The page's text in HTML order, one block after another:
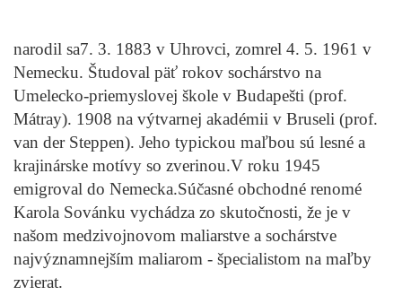
narodil sa7. 3. 1883 v Uhrovci, zomrel 4. 5. 1961 v
Nemecku. Študoval päť rokov sochárstvo na
Umelecko-priemyslovej škole v Budapešti (prof.
Mátray). 1908 na výtvarnej akadémii v Bruseli (prof.
van der Steppen). Jeho typickou maľbou sú lesné a
krajinárske motívy so zverinou.V roku 1945
emigroval do Nemecka.Súčasné obchodné renomé
Karola Sovánku vychádza zo skutočnosti, že je v
našom medzivojnovom maliarstve a sochárstve
najvýznamnejším maliarom - špecialistom na maľby
zvierat.